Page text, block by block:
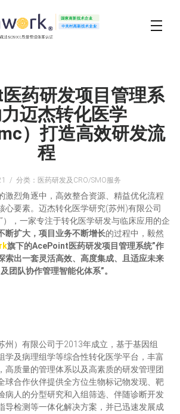
药研发项目管理系
迈杰转化医学
）打造高效研发流
程
分类：医药研发及CRO/SMO服务
激烈角逐中，高效整合资源、精益优化流程
心要素。迈杰转化医学研究(苏州)有限公司
”），一家专注于转化医学研发与临床应用的企
断扩大，项目业务不断增长的过程中，毅然
旗下的AcePoint医药研发项目管理系统”作
索出一套灵活高效、高度集成、且适应未来
团队协作管理智能化体系”。
州）有限公司于2013年成立，基于基因组
学及病理组学等综合性转化医学平台，丰富
高质量的管理体系以及高素质的研发管理团
球合作伙伴提供全方位生物标记物发现、靶
病人的分型研究和入组筛选、伴随诊断开发
导检测等一体化解决方案，并已迅速发展成